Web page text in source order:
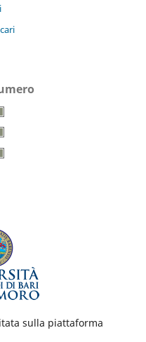
sulla piattaforma